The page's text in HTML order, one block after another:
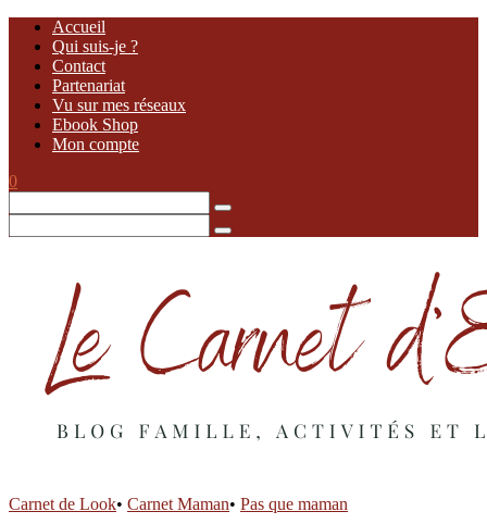
Accueil
Qui suis-je ?
Contact
Partenariat
Vu sur mes réseaux
Ebook Shop
Mon compte
0
Carnet de Look• Carnet Maman• Pas que maman